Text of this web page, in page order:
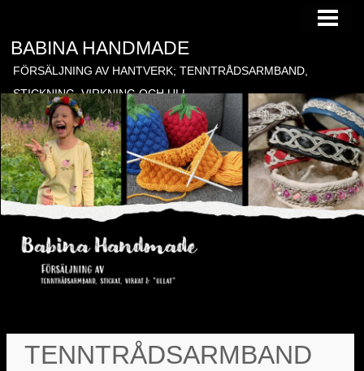
TILL FÖRSÄLJNING
BLOGG
GÄSTBOK
KONTAKT
BONADER
BABINA HANDMADE
FÖRSÄLJNING AV HANTVERK; TENNTRÅDSARMBAND,
STICKNING, VIRKNING OCH ULL
TENNTRÅDSARMBAND